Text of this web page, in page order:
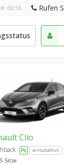
00:55 Rufen
Clio
wirtschaftlich
5 Sitze